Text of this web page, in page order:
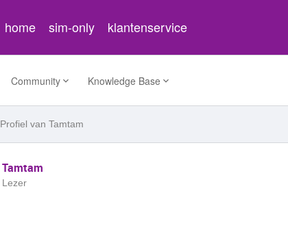
home sim-only klantenservice
Community Knowledge Base
Profiel van Tamtam
Tamtam
Lezer